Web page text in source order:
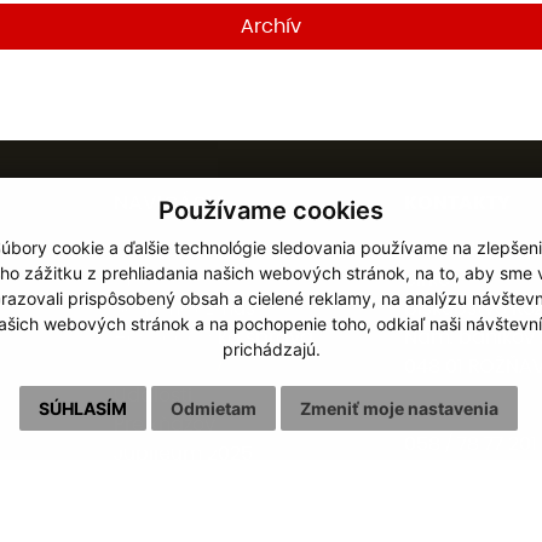
Používame cookies
cookie a ďalšie technológie sledovania používame na
zážitku z prehliadania našich webových stránok, na to, aby sme
prispôsobený obsah a cielené reklamy, na analýzu
webových stránok a na pochopenie toho, odkiaľ naši
prichádzajú.
SÚHLASÍM Odmietam Zmeniť moje nastavenia
Archív
NAVIGÁCIA
Diecéza
Inštitúcie
Schematizmus
Hospodárska správa
Pre kňazov
cirkev
biskupstvo
Nám. baníkov